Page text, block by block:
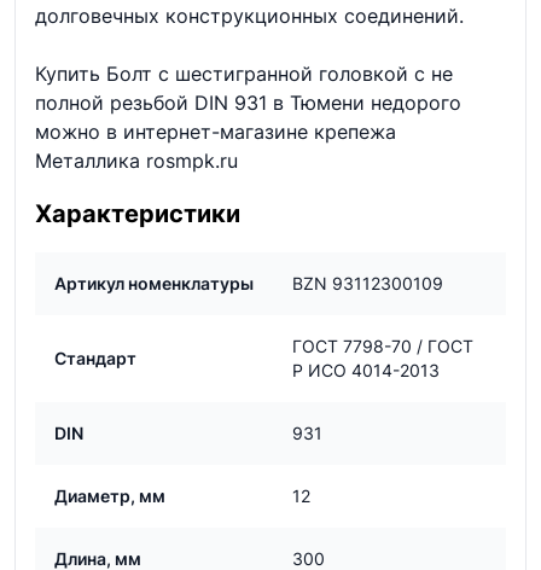
долговечных конструкционных соединений.
Купить Болт с шестигранной головкой с не
полной резьбой DIN 931 в Тюмени недорого
можно в интернет-магазине крепежа
Металлика rosmpk.ru
Характеристики
Артикул номенклатуры BZN 93112300109
Стандарт
ГОСТ 7798-70 / ГОСТ
Р ИСО 4014-2013
DIN 931
Диаметр, мм 12
Длина, мм 300